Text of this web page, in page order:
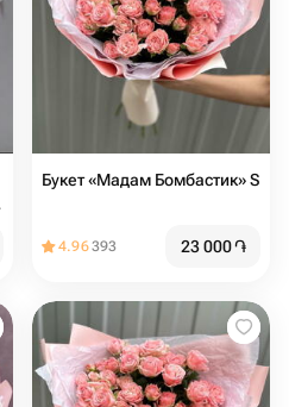
Букет «Мадам Бомбастик» S
4.96393 23 000֏